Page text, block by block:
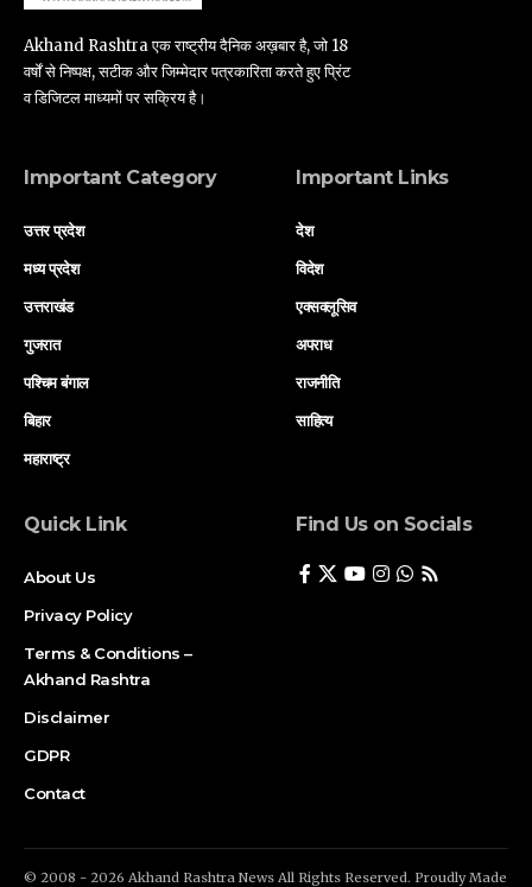
Akhand Rashtra एक राष्ट्रीय दैनिक अख़बार है, जो 18
वर्षों से निष्पक्ष, सटीक और जिम्मेदार पत्रकारिता करते हुए प्रिंट
व डिजिटल माध्यमों पर सक्रिय है।
Important Category
उत्तर प्रदेश
मध्य प्रदेश
उत्तराखंड
गुजरात
पश्चिम बंगाल
बिहार
महाराष्ट्र
Important Links
देश
विदेश
एक्सक्लूसिव
अपराध
राजनीति
साहित्य
Quick Link
About Us
Privacy Policy
Terms & Conditions –
Akhand Rashtra
Disclaimer
GDPR
Contact
Find Us on Socials
© 2008 - 2026 Akhand Rashtra News All Rights Reserved. Proudly Made